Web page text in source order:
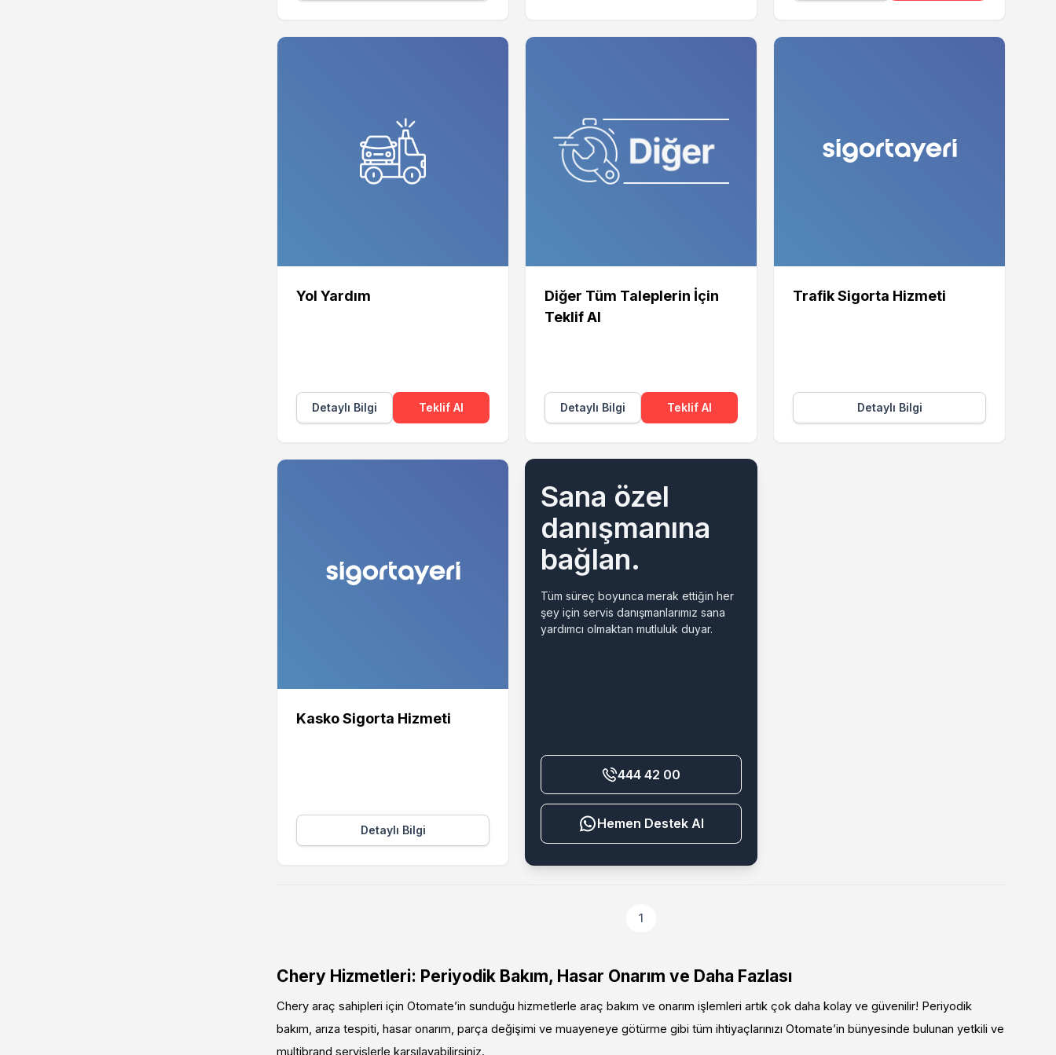
Yol Yardım
Detaylı Bilgi Teklif Al
Diğer Tüm Taleplerin İçin
Teklif Al
Detaylı Bilgi Teklif Al
Trafik Sigorta Hizmeti
Detaylı Bilgi
Kasko Sigorta Hizmeti
Detaylı Bilgi
Sana özel
danışmanına
bağlan.
Tüm süreç boyunca merak ettiğin her
şey için servis danışmanlarımız sana
yardımcı olmaktan mutluluk duyar.
444 42 00
Destek Al
1
Chery Hizmetleri: Periyodik Bakım, Hasar Onarım ve Daha Fazlası
Chery araç sahipleri için Otomate’in sunduğu hizmetlerle araç bakım ve onarım işlemleri artık çok daha kolay ve güvenilir! Periyodik
bakım, arıza tespiti, hasar onarım, parça değişimi ve muayeneye götürme gibi tüm ihtiyaçlarınızı Otomate’in bünyesinde bulunan yetkili ve
multibrand servislerle karşılayabilirsiniz.